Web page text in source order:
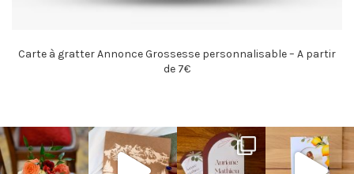
Carte à gratter Annonce Grossesse personnalisable – A partir
de 7€